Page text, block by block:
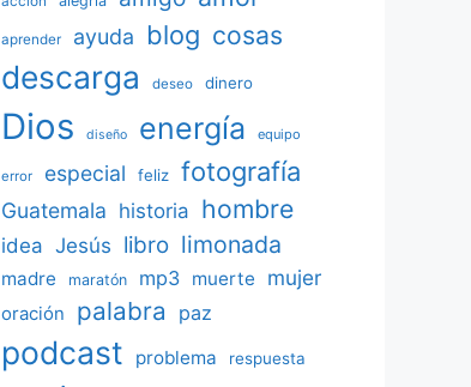
aprender ayuda blog cosas
descarga deseo dinero
Dios diseño energía equipo
error especial feliz fotografía
Guatemala historia hombre
idea Jesús libro limonada
madre maratón mp3 muerte mujer
oración palabra paz
podcast problema respuesta